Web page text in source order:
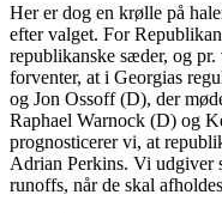
Her er dog en krølle på
efter valget. For
republikanske sæder, og
forventer, at i Georgias
og Jon Ossoff (D), der
Raphael Warnock (D) og
prognosticerer vi, at
Adrian Perkins. Vi udgiver
runoffs, når de skal